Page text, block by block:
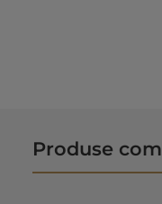
Produse